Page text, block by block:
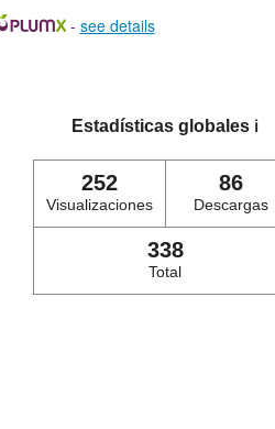
- see details
Estadísticas globales ℹ️
252
Visualizaciones
86
Descargas
338
Total